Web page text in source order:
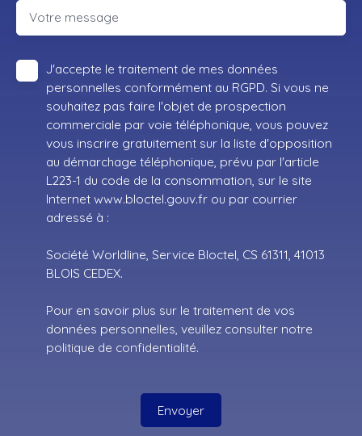
Votre message
J'accepte le traitement de mes données
personnelles conformément au RGPD. Si vous ne
souhaitez pas faire l'objet de prospection
commerciale par voie téléphonique, vous pouvez
vous inscrire gratuitement sur la liste d'opposition
au démarchage téléphonique, prévu par l'article
L223-1 du code de la consommation, sur le site
Internet www.bloctel.gouv.fr ou par courrier
adressé à :
Société Worldline, Service Bloctel, CS 61311, 41013
BLOIS CEDEX.
Pour en savoir plus sur le traitement de vos
données personnelles, veuillez consulter notre
politique de confidentialité.
Envoyer